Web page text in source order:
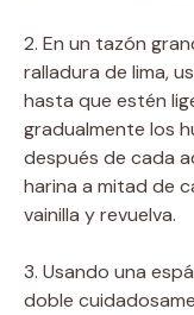
2. En un tazón
ralladura de lima,
hasta que estén
gradualmente los
después de cada
harina a mitad de
vainilla y revuelva.
3. Usando una
doble